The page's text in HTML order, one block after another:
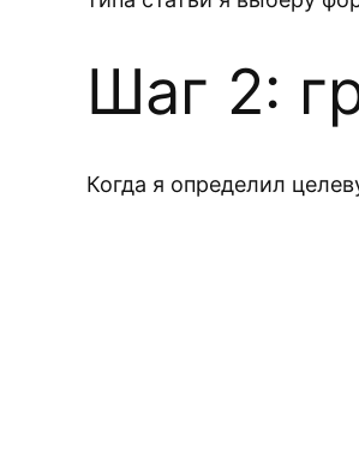
Шаг 2:
Когда я определил